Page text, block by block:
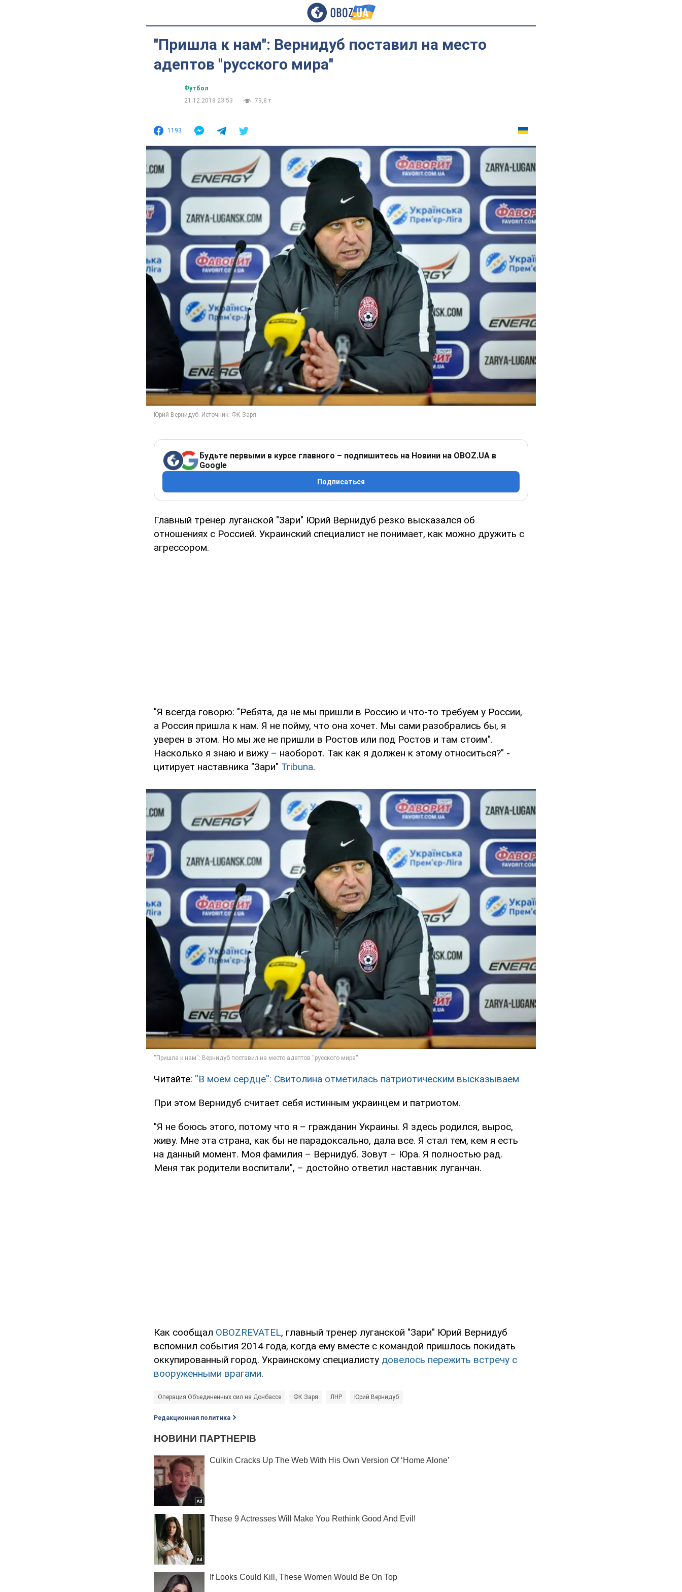
''Пришла к нам'': Вернидуб поставил на место
адептов ''русского мира''
Футбол
21.12.2018 23:53
79,8 т.
1193
Будьте первыми в курсе главного – подпишитесь на Новини на OBOZ.UA в
Google
Подписаться
Главный тренер луганской "Зари" Юрий Вернидуб резко высказался об
отношениях с Россией. Украинский специалист не понимает, как можно дружить с
агрессором.
"Я всегда говорю: "Ребята, да не мы пришли в Россию и что-то требуем у России,
а Россия пришла к нам. Я не пойму, что она хочет. Мы сами разобрались бы, я
уверен в этом. Но мы же не пришли в Ростов или под Ростов и там стоим".
Насколько я знаю и вижу – наоборот. Так как я должен к этому относиться?" -
цитирует наставника "Зари" Tribuna.
Читайте: ''В моем сердце'': Свитолина отметилась патриотическим высказываем
При этом Вернидуб считает себя истинным украинцем и патриотом.
"Я не боюсь этого, потому что я – гражданин Украины. Я здесь родился, вырос,
живу. Мне эта страна, как бы не парадоксально, дала все. Я стал тем, кем я есть
на данный момент. Моя фамилия – Вернидуб. Зовут – Юра. Я полностью рад.
Меня так родители воспитали", – достойно ответил наставник луганчан.
Как сообщал OBOZREVATEL, главный тренер луганской "Зари" Юрий Вернидуб
вспомнил события 2014 года, когда ему вместе с командой пришлось покидать
оккупированный город. Украинскому специалисту довелось пережить встречу с
вооруженными врагами.
Операция Объединенных сил на Донбассе ФК Заря ЛНР Юрий Вернидуб
Редакционная политика